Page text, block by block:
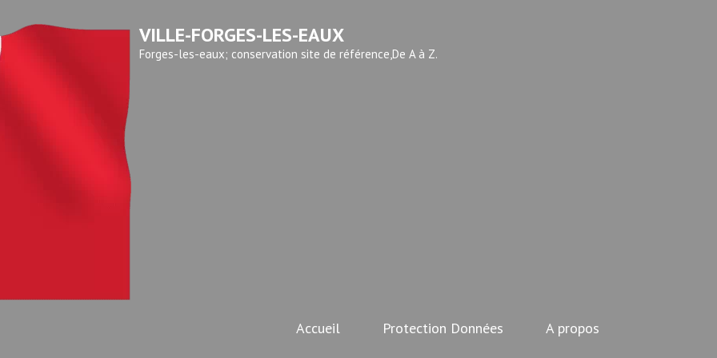
VILLE-FORGES-LES-EAUX
Forges-les-eaux; conservation site de référence,De A à Z.
Accueil Protection Données A propos